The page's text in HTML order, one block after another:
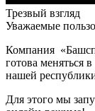
Трезвый взгляд
Уважаемые
Компания
готова меняться
нашей
Для этого мы